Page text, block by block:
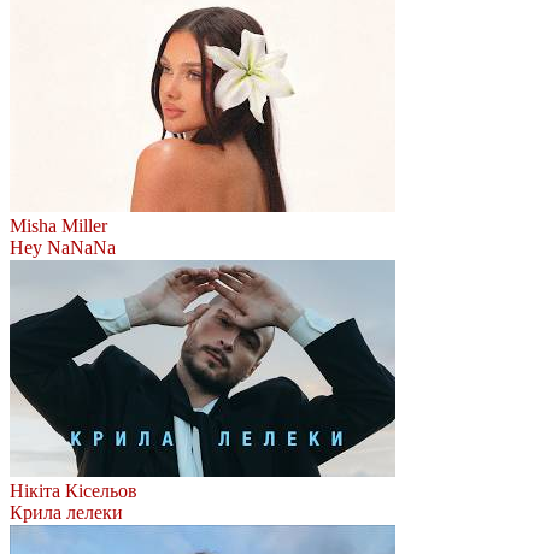
Misha Miller
Hey NaNaNa
Нікіта Кісельов
Крила лелеки